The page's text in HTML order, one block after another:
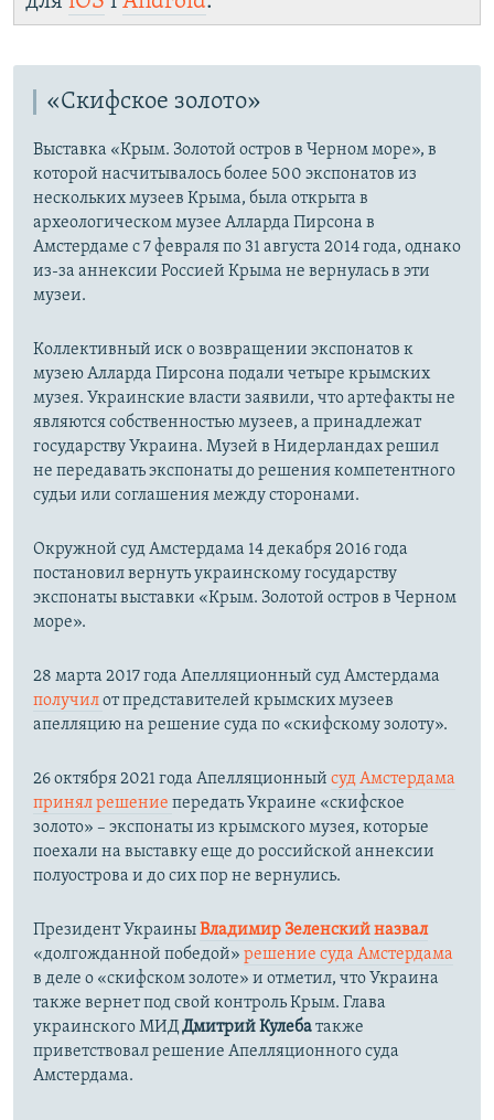
«Скифское золото»
Выставка «Крым. Золотой остров в Черном море», в
которой насчитывалось более 500 экспонатов из
нескольких музеев Крыма, была открыта в
археологическом музее Алларда Пирсона в
Амстердаме с 7 февраля по 31 августа 2014 года, однако
из-за аннексии Россией Крыма не вернулась в эти
музеи.
Коллективный иск о возвращении экспонатов к
музею Алларда Пирсона подали четыре крымских
музея. Украинские власти заявили, что артефакты не
являются собственностью музеев, а принадлежат
государству Украина. Музей в Нидерландах решил
не передавать экспонаты до решения компетентного
судьи или соглашения между сторонами.
Окружной суд Амстердама 14 декабря 2016 года
постановил вернуть украинскому государству
экспонаты выставки «Крым. Золотой остров в Черном
море».
28 марта 2017 года Апелляционный суд Амстердама
получилот представителей крымских музеев
апелляцию на решение суда по «скифскому золоту».
26 октября 2021 года Апелляционный суд Амстердама
принял решение передать Украине «скифское
золото» – экспонаты из крымского музея, которые
поехали на выставку еще до российской аннексии
полуострова и до сих пор не вернулись.
Президент УкраиныВладимир Зеленский назвал
«долгожданной победой» решение суда Амстердама
в деле о «скифском золоте» и отметил, что Украина
также вернет под свой контроль Крым. Глава
украинского МИДДмитрий Кулебатакже
приветствовал решение Апелляционного суда
Амстердама.